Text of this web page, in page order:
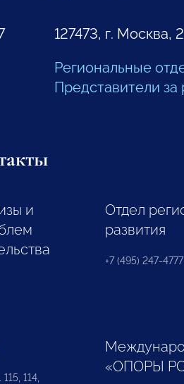
127473, г. Москва,
Региональные
Представители
и
Отдел
развития
+7 (495) 247-
114,
«ОПОРЫ